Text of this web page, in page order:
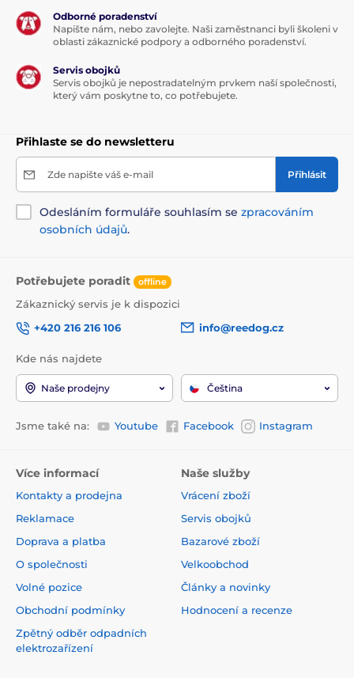
Odborné poradenství
Napište nám, nebo zavolejte. Naši zaměstnanci byli školeni v
oblasti zákaznické podpory a odborného poradenství.
Servis obojků
Servis obojků je nepostradatelným prvkem naší společnosti,
který vám poskytne to, co potřebujete.
Přihlaste se do newsletteru
Zde napište váš e-mail Přihlásit
Odesláním formuláře souhlasím se zpracováním
osobních údajů.
Potřebujete poradit offline
Zákaznický servis je k dispozici
+420 216 216 106
info@reedog.cz
Kde nás najdete
Naše prodejny Čeština
Jsme také na: Youtube Facebook Instagram
Více informací
Kontakty a prodejna
Reklamace
Doprava a platba
O společnosti
Volné pozice
Obchodní podmínky
Zpětný odběr odpadních
elektrozařízení
Naše služby
Vrácení zboží
Servis obojků
Bazarové zboží
Velkoobchod
Články a novinky
Hodnocení a recenze